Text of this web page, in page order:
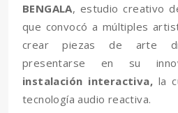
BENGALA, estudio creativo
que convocó a múltiples
crear piezas de arte
presentarse en su
instalación interactiva, la
tecnología audio reactiva.